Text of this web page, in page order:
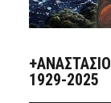
1929-2025